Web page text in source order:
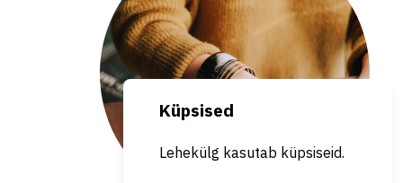
Küpsised
Lehekülg kasutab küpsiseid.